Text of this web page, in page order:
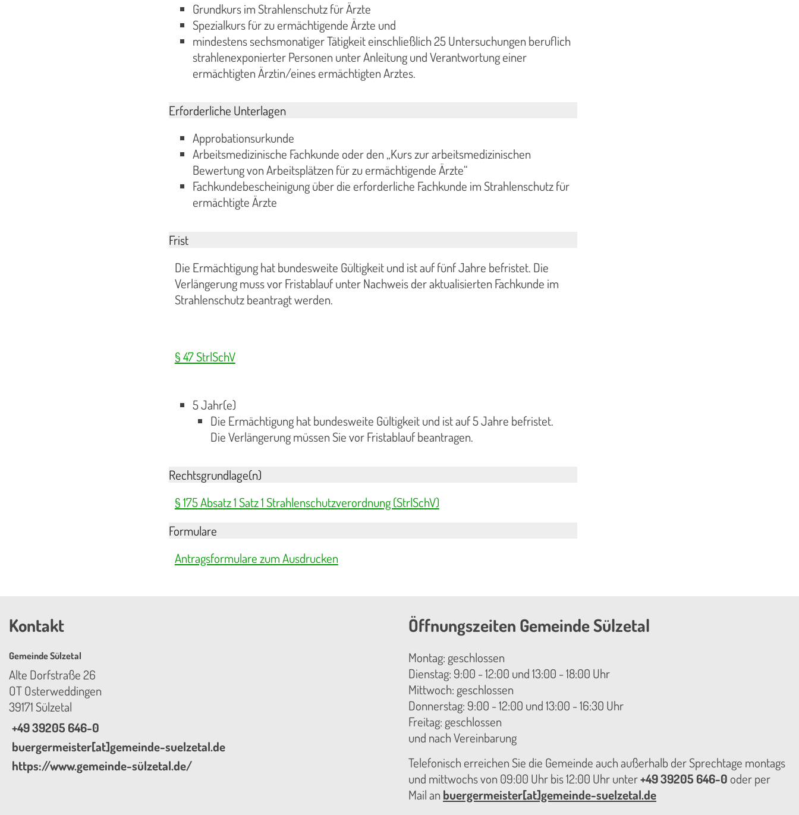
Grundkurs im Strahlenschutz für Ärzte
Spezialkurs für zu ermächtigende Ärzte und
mindestens sechsmonatiger Tätigkeit einschließlich 25 Untersuchungen beruflich
strahlenexponierter Personen unter Anleitung und Verantwortung einer
ermächtigten Ärztin/eines ermächtigten Arztes.
Erforderliche Unterlagen
Approbationsurkunde
Arbeitsmedizinische Fachkunde oder den „Kurs zur arbeitsmedizinischen
Bewertung von Arbeitsplätzen für zu ermächtigende Ärzte“
Fachkundebescheinigung über die erforderliche Fachkunde im Strahlenschutz für
ermächtigte Ärzte
Frist
Die Ermächtigung hat bundesweite Gültigkeit und ist auf fünf Jahre befristet. Die
Verlängerung muss vor Fristablauf unter Nachweis der aktualisierten Fachkunde im
Strahlenschutz beantragt werden.
§ 47 StrlSchV
5 Jahr(e)
Die Ermächtigung hat bundesweite Gültigkeit und ist auf 5 Jahre befristet.
Die Verlängerung müssen Sie vor Fristablauf beantragen.
Rechtsgrundlage(n)
§ 175 Absatz 1 Satz 1 Strahlenschutzverordnung (StrlSchV)
Formulare
Antragsformulare zum Ausdrucken
Kontakt
Gemeinde Sülzetal
Alte Dorfstraße 26
OT Osterweddingen
39171 Sülzetal
+49 39205 646-0
buergermeister[at]gemeinde-suelzetal.de
https://www.gemeinde-sülzetal.de/
Öffnungszeiten Gemeinde Sülzetal
Montag: geschlossen
Dienstag: 9:00 - 12:00 und 13:00 - 18:00 Uhr
Mittwoch: geschlossen
Donnerstag: 9:00 - 12:00 und 13:00 - 16:30 Uhr
Freitag: geschlossen
und nach Vereinbarung
Telefonisch erreichen Sie die Gemeinde auch außerhalb der Sprechtage montags
und mittwochs von 09:00 Uhr bis 12:00 Uhr unter+49 39205 646-0 oder per
Mail an buergermeister[at]gemeinde-suelzetal.de